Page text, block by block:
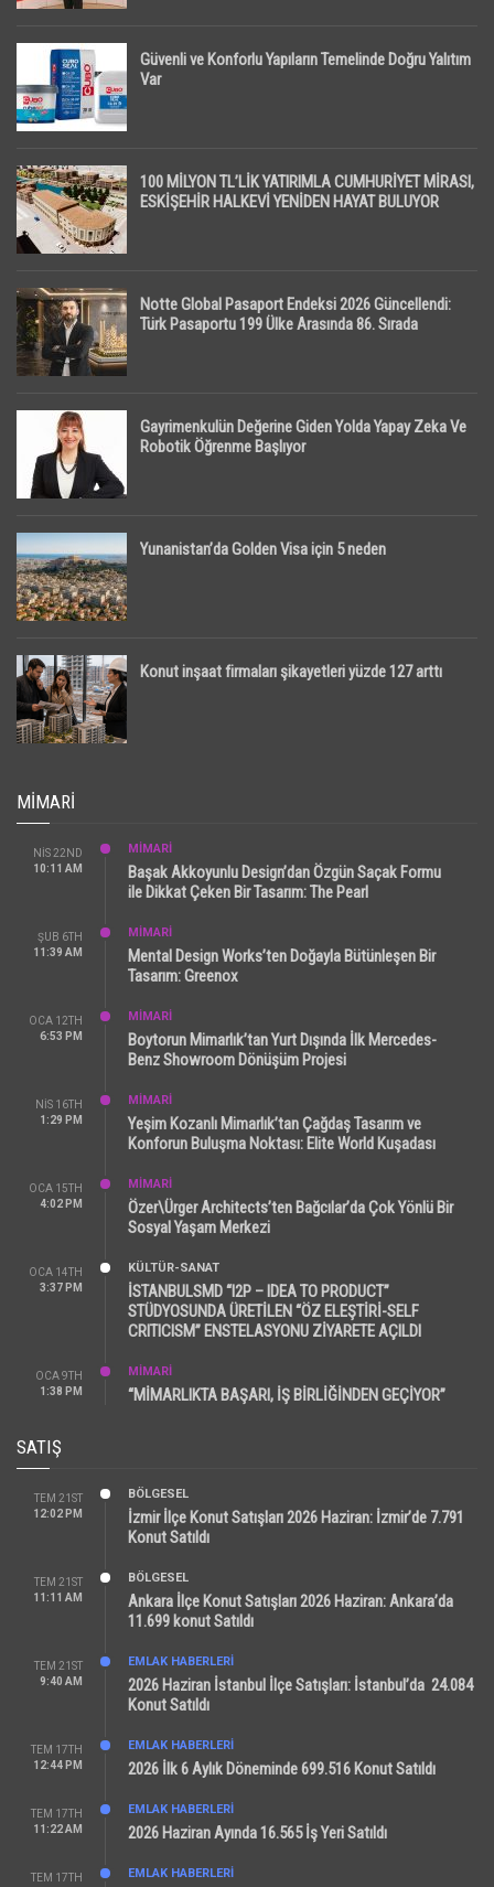
Güvenli ve Konforlu Yapıların Temelinde Doğru Yalıtım
Var
100 MİLYON TL’LİK YATIRIMLA CUMHURİYET MİRASI,
ESKİŞEHİR HALKEVİ YENİDEN HAYAT BULUYOR
Notte Global Pasaport Endeksi 2026 Güncellendi:
Türk Pasaportu 199 Ülke Arasında 86. Sırada
Gayrimenkulün Değerine Giden Yolda Yapay Zeka Ve
Robotik Öğrenme Başlıyor
Yunanistan’da Golden Visa için 5 neden
Konut inşaat firmaları şikayetleri yüzde 127 arttı
MIMARI
NIS 22ND
10:11 AM
MİMARİ
Başak Akkoyunlu Design’dan Özgün Saçak Formu
ile Dikkat Çeken Bir Tasarım: The Pearl
ŞUB 6TH
11:39 AM
MİMARİ
Mental Design Works’ten Doğayla Bütünleşen Bir
Tasarım: Greenox
OCA 12TH
6:53 PM
MİMARİ
Boytorun Mimarlık’tan Yurt Dışında İlk Mercedes-
Benz Showroom Dönüşüm Projesi
NIS 16TH
1:29 PM
MİMARİ
Yeşim Kozanlı Mimarlık’tan Çağdaş Tasarım ve
Konforun Buluşma Noktası: Elite World Kuşadası
OCA 15TH
4:02 PM
MİMARİ
Özer\Ürger Architects’ten Bağcılar’da Çok Yönlü Bir
Sosyal Yaşam Merkezi
OCA 14TH
3:37 PM
KÜLTÜR-SANAT
İSTANBULSMD “I2P – IDEA TO PRODUCT”
STÜDYOSUNDA ÜRETİLEN “ÖZ ELEŞTİRİ-SELF
CRITICISM” ENSTELASYONU ZİYARETE AÇILDI
OCA 9TH
1:38 PM
MİMARİ
“MİMARLIKTA BAŞARI, İŞ BİRLİĞİNDEN GEÇİYOR”
SATIŞ
TEM 21ST
12:02 PM
BÖLGESEL
İzmir İlçe Konut Satışları 2026 Haziran: İzmir’de 7.791
Konut Satıldı
TEM 21ST
11:11 AM
BÖLGESEL
Ankara İlçe Konut Satışları 2026 Haziran: Ankara’da
11.699 konut Satıldı
TEM 21ST
9:40 AM
EMLAK HABERLERI
2026 Haziran İstanbul İlçe Satışları: İstanbul’da 24.084
Konut Satıldı
TEM 17TH
12:44 PM
EMLAK HABERLERI
2026 İlk 6 Aylık Döneminde 699.516 Konut Satıldı
TEM 17TH
11:22 AM
EMLAK HABERLERI
2026 Haziran Ayında 16.565 İş Yeri Satıldı
TEM 17TH EMLAK HABERLERI